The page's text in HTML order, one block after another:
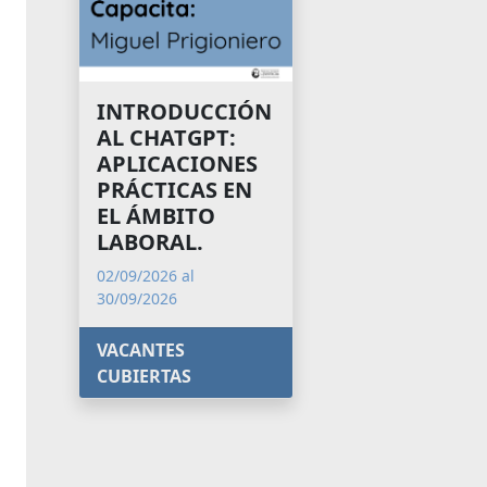
INTRODUCCIÓN
AL CHATGPT:
APLICACIONES
PRÁCTICAS EN
EL ÁMBITO
LABORAL.
02/09/2026 al
30/09/2026
VACANTES
CUBIERTAS